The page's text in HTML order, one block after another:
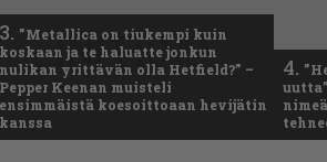
3. ”Metallica on tiukempi kuin
koskaan ja te haluatte jonkun
nulikan yrittävän olla Hetfield?” –
Pepper Keenan muisteli
ensimmäistä koesoittoaan hevijätin
kanssa
4.